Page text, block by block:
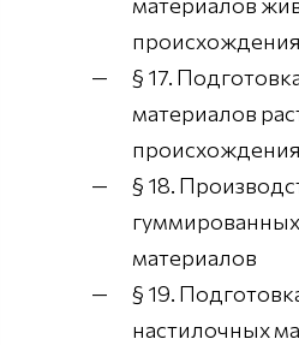
происхождения
§ 17.
материалов
происхождения
§ 18.
материалов
§ 19.
настилочных